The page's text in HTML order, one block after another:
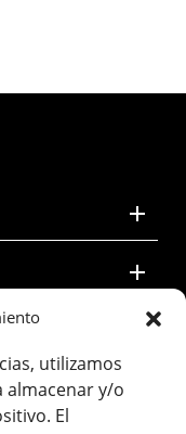
utilizamos
almacenar y/o
El